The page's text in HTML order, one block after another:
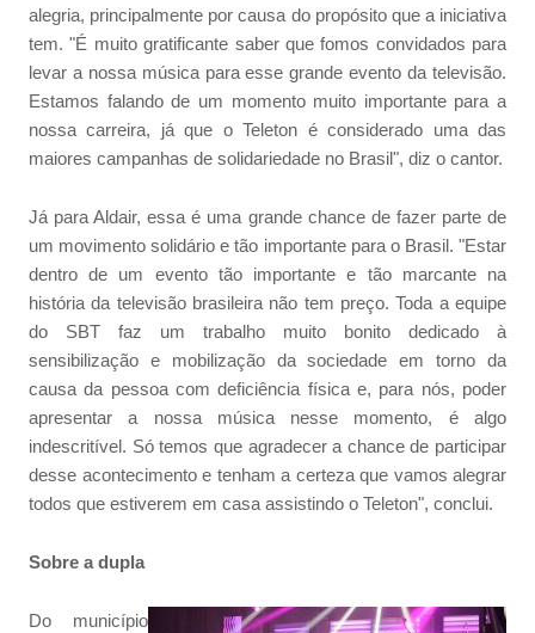
alegria, principalmente por causa do propósito que a iniciativa
tem. "É muito gratificante saber que fomos convidados para
levar a nossa música para esse grande evento da televisão.
Estamos falando de um momento muito importante para a
nossa carreira, já que o Teleton é considerado uma das
maiores campanhas de solidariedade no Brasil", diz o cantor.
Já para Aldair, essa é uma grande chance de fazer parte de
um movimento solidário e tão importante para o Brasil. "Estar
dentro de um evento tão importante e tão marcante na
história da televisão brasileira não tem preço. Toda a equipe
do SBT faz um trabalho muito bonito dedicado à
sensibilização e mobilização da sociedade em torno da
causa da pessoa com deficiência física e, para nós, poder
apresentar a nossa música nesse momento, é algo
indescritível. Só temos que agradecer a chance de participar
desse acontecimento e tenham a certeza que vamos alegrar
todos que estiverem em casa assistindo o Teleton", conclui.
Sobre a dupla
Do município